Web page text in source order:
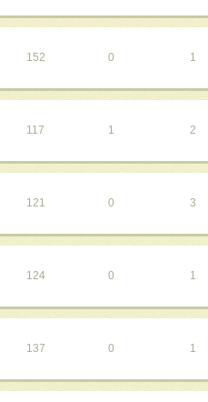
152 0 1
117 1 2
121 0 3
124 0 1
137 0 1